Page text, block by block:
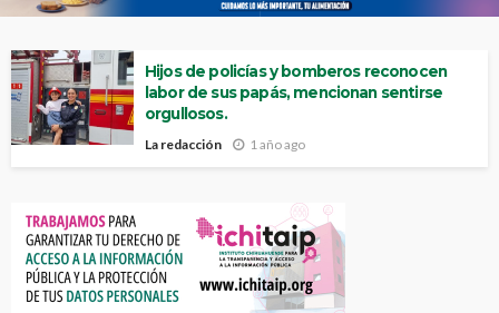
Hijos de policías y bomberos reconocen
labor de sus papás, mencionan sentirse
orgullosos.
La redacción 1 año ago